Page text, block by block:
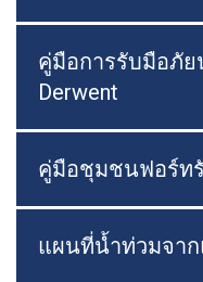
คู่มือการรับมือภัย
Derwent
คู่มือชุมชนฟอร์ท
แผนที่น้ำท่วมจา